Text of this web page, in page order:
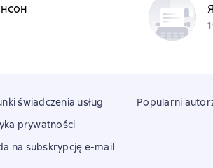
świadczenia usług
prywatności
na subskrypcję e-mail
Popularni